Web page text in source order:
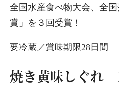
全国水産食べ物大会、全
賞」を３回受賞！
要冷蔵／賞味期限28日間
焼き黄味しぐれ